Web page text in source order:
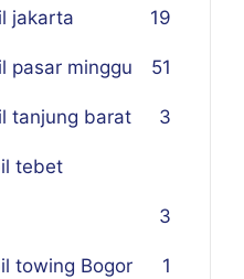
jakarta 19
pasar minggu 51
tanjung barat 3
tebet
3
towing Bogor 1